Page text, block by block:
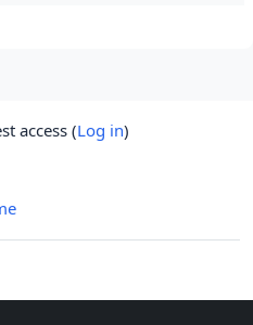
access (Log in)